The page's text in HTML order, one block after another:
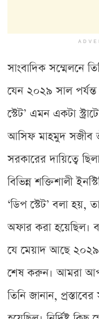
সাংবাদিক সম্মেলনে
যেন ২০২৯ সাল
স্টেট’ এমন একটা
আসিফ মাহমুদ সজীব
সরকারের দায়িত্বে
বিভিন্ন শক্তিশালী
‘ডিপ স্টেট’ বলা হয়,
অফার করা হয়েছিল।
যে মেয়াদ আছে ২০২৯
শেষ করুন। আমরা
তিনি জানান,